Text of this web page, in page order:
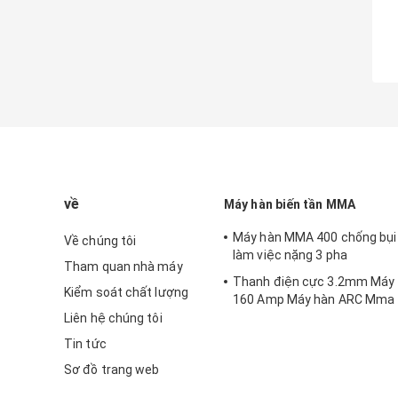
về
Về chúng tôi
Tham quan nhà máy
Kiểm soát chất lượng
Liên hệ chúng tôi
Tin tức
Sơ đồ trang web
Máy hàn biến tần MMA
Máy hàn MMA 400 chống
làm việc nặng 3 pha
Thanh điện cực 3.2mm Máy
160 Amp Máy hàn ARC Mma